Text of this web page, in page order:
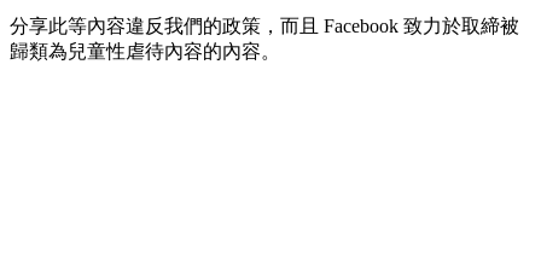
分享此等內容違反我們的政策，而且 Facebook 致力於取締被
歸類為兒童性虐待內容的內容。